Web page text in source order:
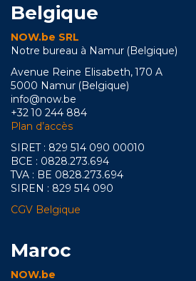
Belgique
NOW.be SRL
Notre bureau à Namur (Belgique)
Avenue Reine Elisabeth, 170 A
5000 Namur (Belgique)
info@now.be
+32 10 244 884
Plan d’accès
SIRET : 829 514 090 00010
BCE : 0828.273.694
TVA : BE 0828.273.694
SIREN : 829 514 090
CGV Belgique
Maroc
NOW.be